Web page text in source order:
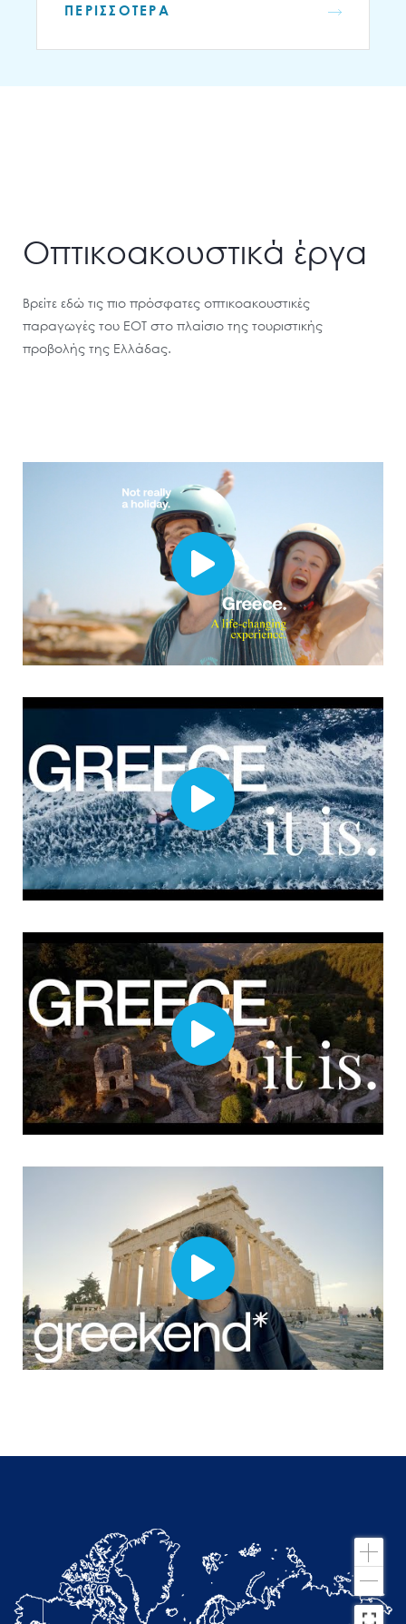
ΠΕΡΙΣΣΟΤΕΡΑ
Οπτικοακουστικά έργα
Βρείτε εδώ τις πιο πρόσφατες οπτικοακουστικές
παραγωγές του ΕΟΤ στο πλαίσιο της τουριστικής
προβολής της Ελλάδας.